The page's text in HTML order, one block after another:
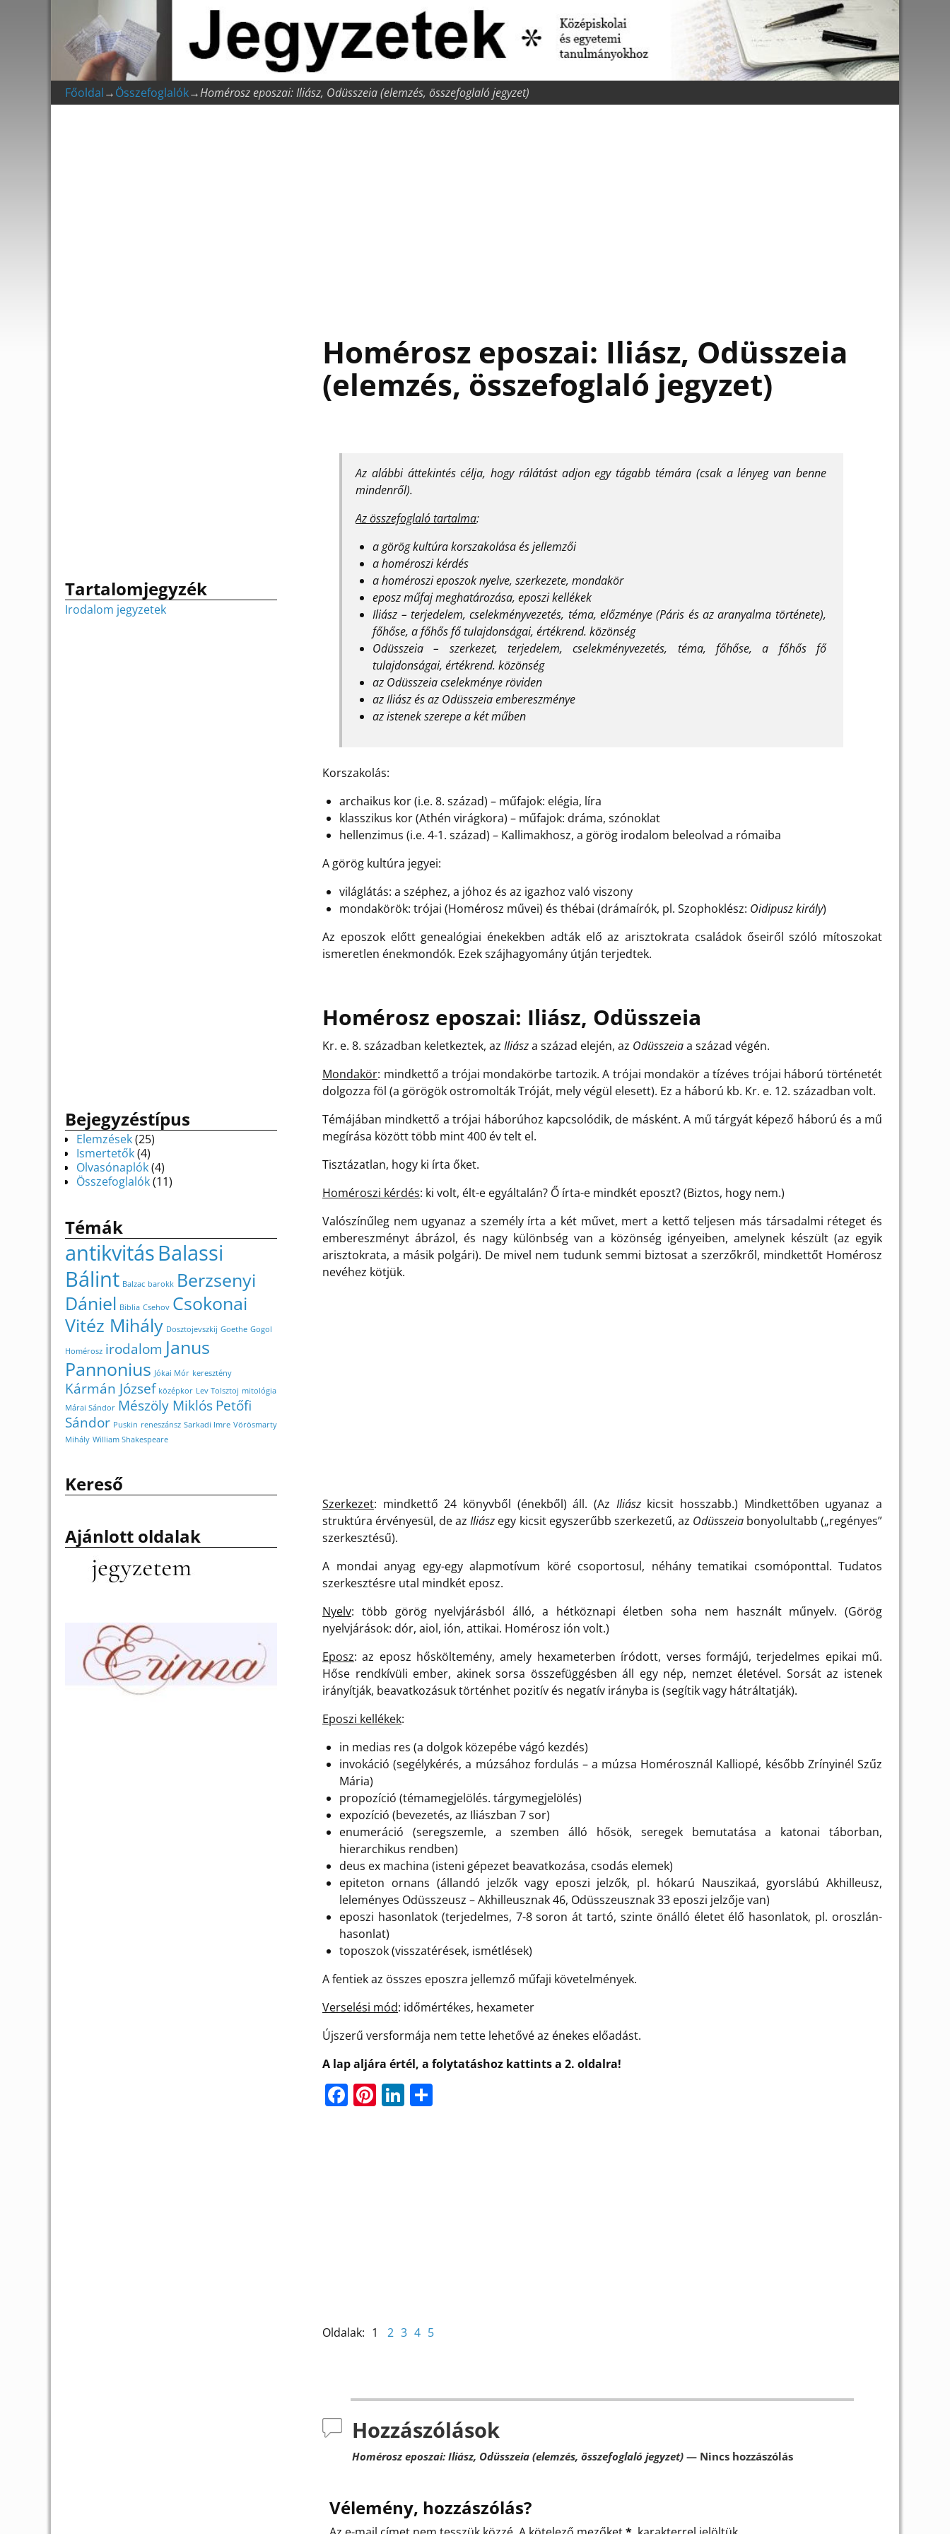
Főoldal→Összefoglalók→Homérosz eposzai: Iliász, Odüsszeia (elemzés, összefoglaló jegyzet)
Homérosz eposzai: Iliász, Odüsszeia
(elemzés, összefoglaló jegyzet)
Az alábbi áttekintés célja, hogy rálátást adjon egy tágabb témára (csak a lényeg van benne
mindenről).
Az összefoglaló tartalma:
a görög kultúra korszakolása és jellemzői
a homéroszi kérdés
a homéroszi eposzok nyelve, szerkezete, mondakör
eposz műfaj meghatározása, eposzi kellékek
Iliász – terjedelem, cselekményvezetés, téma, előzménye (Páris és az aranyalma története),
főhőse, a főhős fő tulajdonságai, értékrend. közönség
Odüsszeia – szerkezet, terjedelem, cselekményvezetés, téma, főhőse, a főhős fő
tulajdonságai, értékrend. közönség
az Odüsszeia cselekménye röviden
az Iliász és az Odüsszeia embereszménye
az istenek szerepe a két műben
Korszakolás:
archaikus kor (i.e. 8. század) – műfajok: elégia, líra
klasszikus kor (Athén virágkora) – műfajok: dráma, szónoklat
hellenzimus (i.e. 4-1. század) – Kallimakhosz, a görög irodalom beleolvad a rómaiba
A görög kultúra jegyei:
világlátás: a széphez, a jóhoz és az igazhoz való viszony
mondakörök: trójai (Homérosz művei) és thébai (drámaírók, pl. Szophoklész: Oidipusz király)
Az eposzok előtt genealógiai énekekben adták elő az arisztokrata családok őseiről szóló mítoszokat
ismeretlen énekmondók. Ezek szájhagyomány útján terjedtek.
Homérosz eposzai: Iliász, Odüsszeia
Kr. e. 8. században keletkeztek, az Iliásza század elején, az Odüsszeiaa század végén.
Mondakör: mindkettő a trójai mondakörbe tartozik. A trójai mondakör a tízéves trójai háború történetét
dolgozza föl (a görögök ostromolták Tróját, mely végül elesett). Ez a háború kb. Kr. e. 12. században volt.
Témájában mindkettő a trójai háborúhoz kapcsolódik, de másként. A mű tárgyát képező háború és a mű
megírása között több mint 400 év telt el.
Tisztázatlan, hogy ki írta őket.
Homéroszi kérdés: ki volt, élt-e egyáltalán? Ő írta-e mindkét eposzt? (Biztos, hogy nem.)
Valószínűleg nem ugyanaz a személy írta a két művet, mert a kettő teljesen más társadalmi réteget és
embereszményt ábrázol, és nagy különbség van a közönség igényeiben, amelynek készült (az egyik
arisztokrata, a másik polgári). De mivel nem tudunk semmi biztosat a szerzőkről, mindkettőt Homérosz
nevéhez kötjük.
Szerkezet: mindkettő 24 könyvből (énekből) áll. (Az Iliászkicsit hosszabb.) Mindkettőben ugyanaz a
struktúra érvényesül, de azIliász egy kicsit egyszerűbb szerkezetű, az Odüsszeiabonyolultabb („regényes”
szerkesztésű).
A mondai anyag egy-egy alapmotívum köré csoportosul, néhány tematikai csomóponttal. Tudatos
szerkesztésre utal mindkét eposz.
Nyelv: több görög nyelvjárásból álló, a hétköznapi életben soha nem használt műnyelv. (Görög
nyelvjárások: dór, aiol, ión, attikai. Homérosz ión volt.)
Eposz: az eposz hősköltemény, amely hexameterben íródott, verses formájú, terjedelmes epikai mű.
Hőse rendkívüli ember, akinek sorsa összefüggésben áll egy nép, nemzet életével. Sorsát az istenek
irányítják, beavatkozásuk történhet pozitív és negatív irányba is (segítik vagy hátráltatják).
Eposzi kellékek:
in medias res (a dolgok közepébe vágó kezdés)
invokáció (segélykérés, a múzsához fordulás – a múzsa Homérosznál Kalliopé, később Zrínyinél Szűz
Mária)
propozíció (témamegjelölés. tárgymegjelölés)
expozíció (bevezetés, az Iliászban 7 sor)
enumeráció (seregszemle, a szemben álló hősök, seregek bemutatása a katonai táborban,
hierarchikus rendben)
deus ex machina (isteni gépezet beavatkozása, csodás elemek)
epiteton ornans (állandó jelzők vagy eposzi jelzők, pl. hókarú Nauszikaá, gyorslábú Akhilleusz,
leleményes Odüsszeusz – Akhilleusznak 46, Odüsszeusznak 33 eposzi jelzője van)
eposzi hasonlatok (terjedelmes, 7-8 soron át tartó, szinte önálló életet élő hasonlatok, pl. oroszlán-
hasonlat)
toposzok (visszatérések, ismétlések)
A fentiek az összes eposzra jellemző műfaji követelmények.
Verselési mód: időmértékes, hexameter
Újszerű versformája nem tette lehetővé az énekes előadást.
A lap aljára értél, a folytatáshoz kattints a 2. oldalra!
F Pi Li
Oldalak: 1 2 3 4 5
Hozzászólások
Homérosz eposzai: Iliász, Odüsszeia (elemzés, összefoglaló jegyzet)— Nincs hozzászólás
Vélemény, hozzászólás?
Tartalomjegyzék
Irodalom jegyzetek
Bejegyzéstípus
Elemzések(25)
Ismertetők(4)
Olvasónaplók(4)
Összefoglalók(11)
Témák
antikvitásBalassi
Bálint Balzac barokk Berzsenyi
Dániel Biblia Csehov Csokonai
Vitéz Mihály Dosztojevszkij Goethe Gogol
Homérosz irodalom Janus
Pannonius Jókai Mór keresztény
Kármán József középkor Lev Tolsztoj mitológia
Márai Sándor Mészöly MiklósPetőfi
Sándor Puskin reneszánsz Sarkadi Imre Vörösmarty
Mihály William Shakespeare
Kereső
Ajánlott oldalak